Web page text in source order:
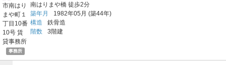
事務所
南はりまや橋 徒歩2分
築年月
1982年05月 (築44年)
構造
鉄骨造
階数
3階建